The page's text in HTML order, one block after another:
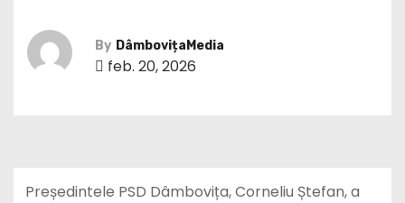
By DâmbovițaMedia
feb. 20, 2026
Președintele PSD Dâmbovița,Corneliu Ștefan, a